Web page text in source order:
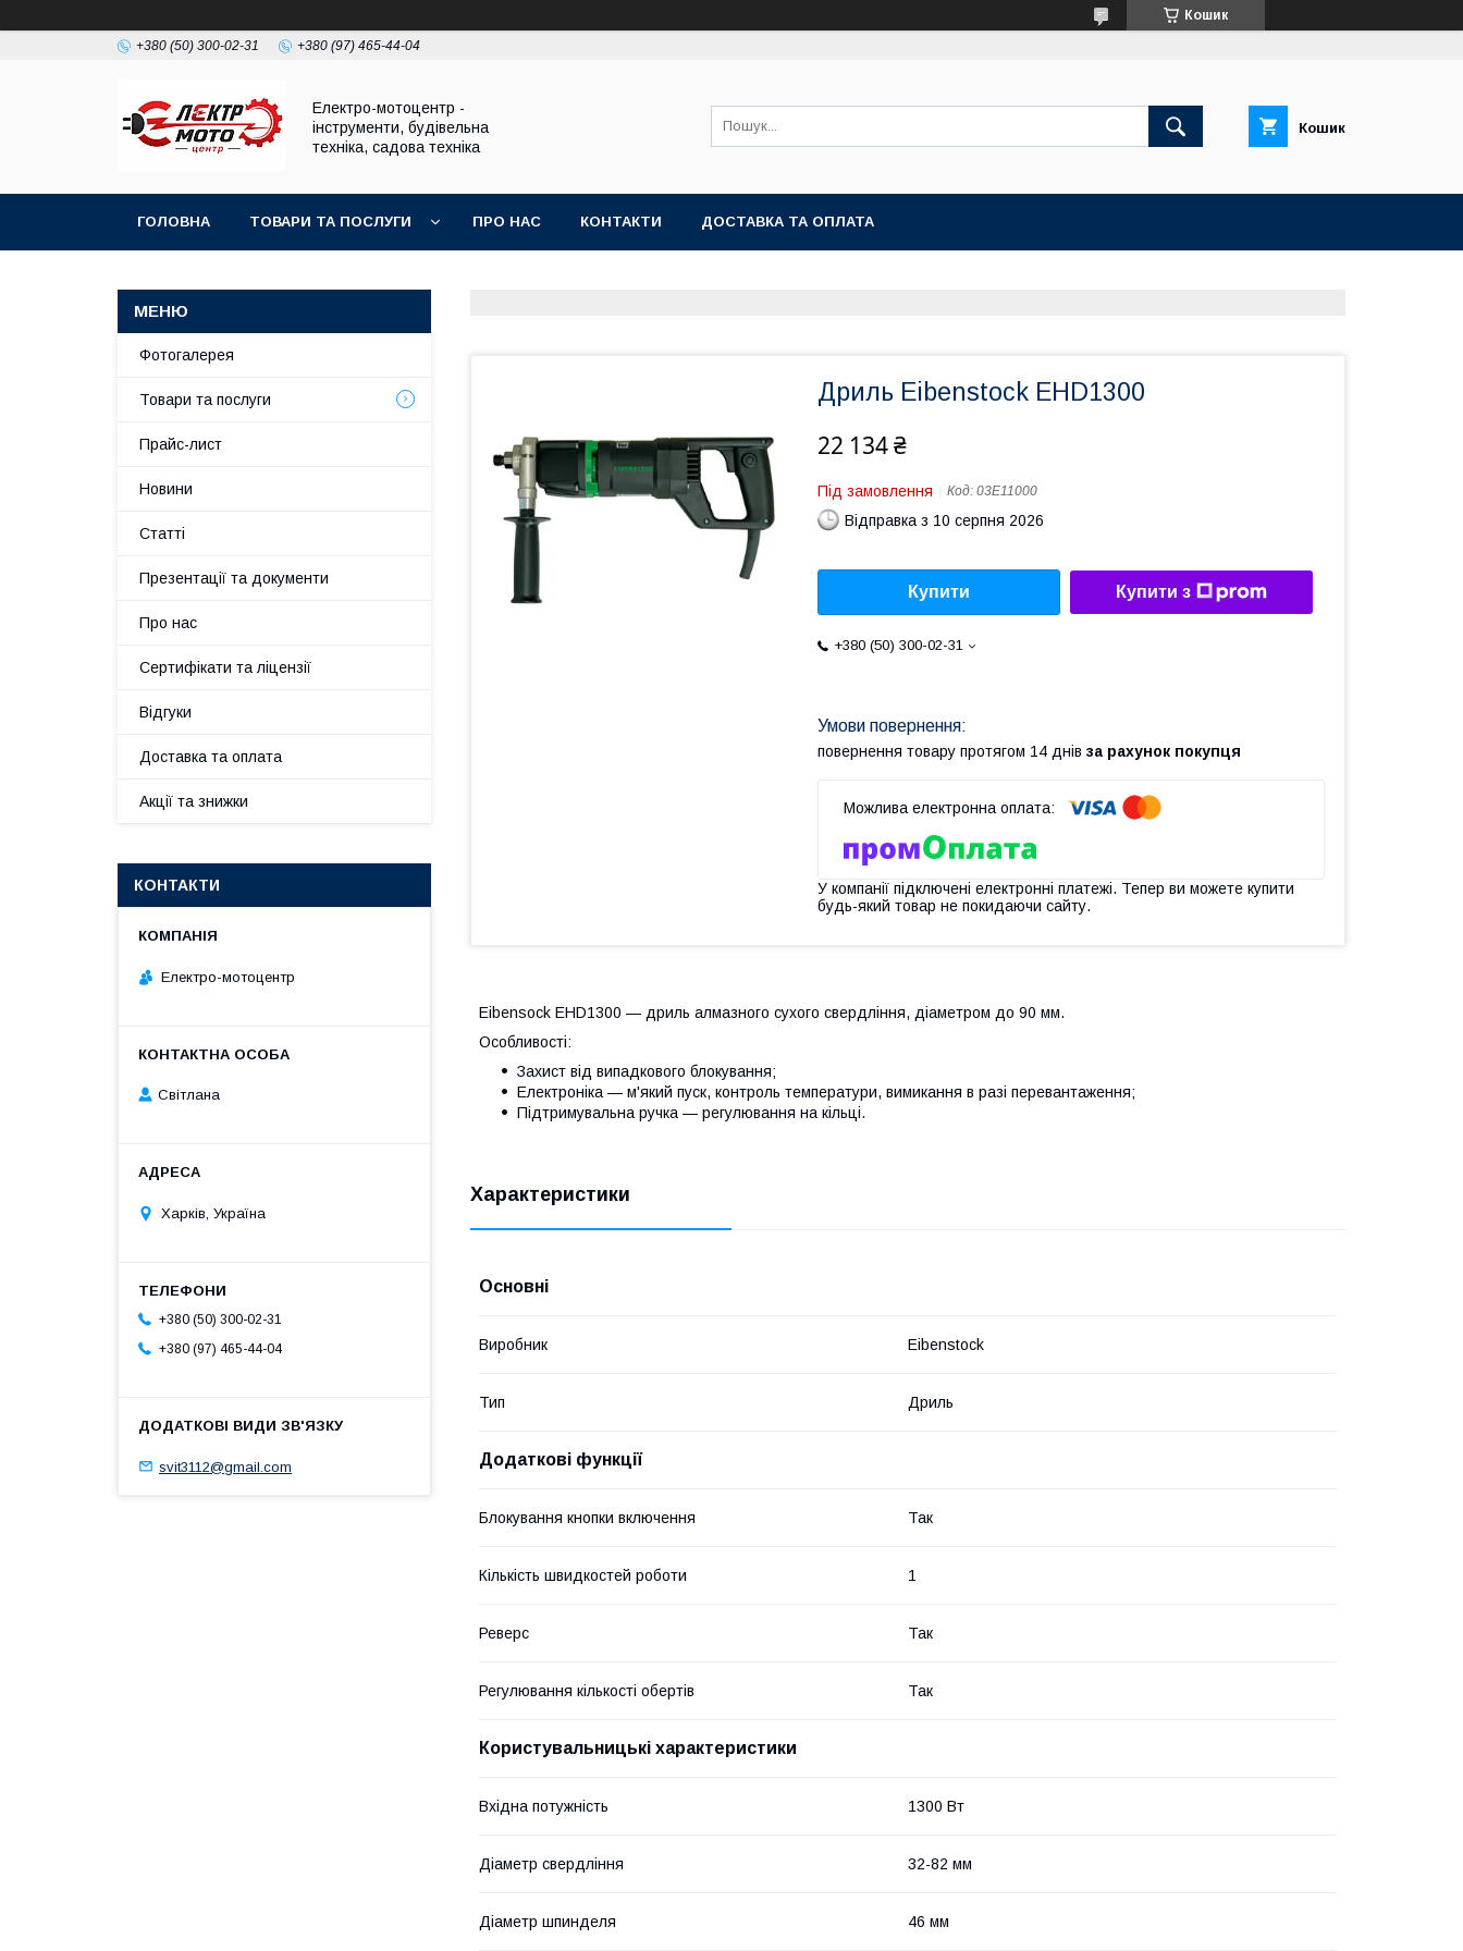
Кошик
+380 (50) 300-02-31 +380 (97) 465-44-04
Електро-мотоцентр -
інструменти, будівельна
техніка, садова техніка
Кошик
ГОЛОВНА ТОВАРИ ТА ПОСЛУГИ ПРО НАС КОНТАКТИ ДОСТАВКА ТА ОПЛАТА
Дриль Eibenstock EHD1300
22 134 ₴
Під замовлення Код: 03E11000
Відправка з 10 серпня 2026
Купити Купити з
+380 (50) 300-02-31
повернення товару протягом 14 днів за рахунок покупця
У компанії підключені електронні платежі. Тепер ви можете купити
будь-який товар не покидаючи сайту.
Eibensock EHD1300 — дриль алмазного сухого свердління, діаметром до 90 мм.
Особливості:
Захист від випадкового блокування;
Електроніка — м'який пуск, контроль температури, вимикання в разі перевантаження;
Підтримувальна ручка — регулювання на кільці.
Характеристики
Основні
Виробник Eibenstock
Тип Дриль
Додаткові функції
Блокування кнопки включення Так
Кількість швидкостей роботи 1
Реверс Так
Регулювання кількості обертів Так
Користувальницькі характеристики
Вхідна потужність 1300 Вт
Діаметр свердління 32-82 мм
Діаметр шпинделя 46 мм
Фотогалерея
Товари та послуги
Прайс-лист
Новини
Статті
Презентації та документи
Про нас
Сертифікати та ліцензії
Відгуки
Доставка та оплата
Акції та знижки
КОНТАКТИ
Електро-мотоцентр
Світлана
Харків, Україна
+380 (50) 300-02-31
+380 (97) 465-44-04
svit3112@gmail.com